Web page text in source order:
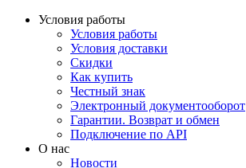
Условия работы
Условия работы
Условия доставки
Скидки
Как купить
Честный знак
Электронный документооборот
Гарантии. Возврат и обмен
Подключение по API
О нас
Новости